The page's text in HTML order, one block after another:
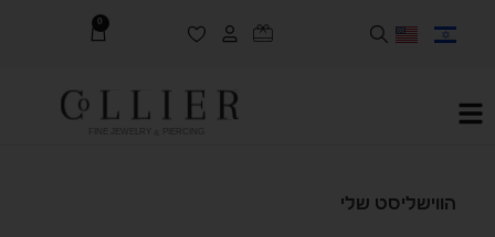
0
FINE JEWELRY & PIERCING
הווישליסט שלי